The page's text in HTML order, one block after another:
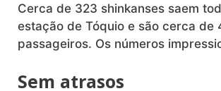
Cerca de 323 shinkanses saem
estação de Tóquio e são cerca de
passageiros. Os números
Sem atrasos